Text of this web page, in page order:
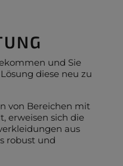
und Sie
diese neu zu
von Bereichen mit
erweisen sich die
aus
robust und